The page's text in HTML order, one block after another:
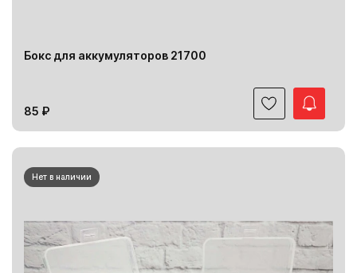
Бокс для аккумуляторов 21700
85 ₽
Нет в наличии